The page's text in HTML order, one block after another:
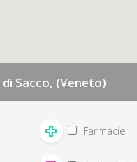
Sacco, (Veneto)
Farmacie